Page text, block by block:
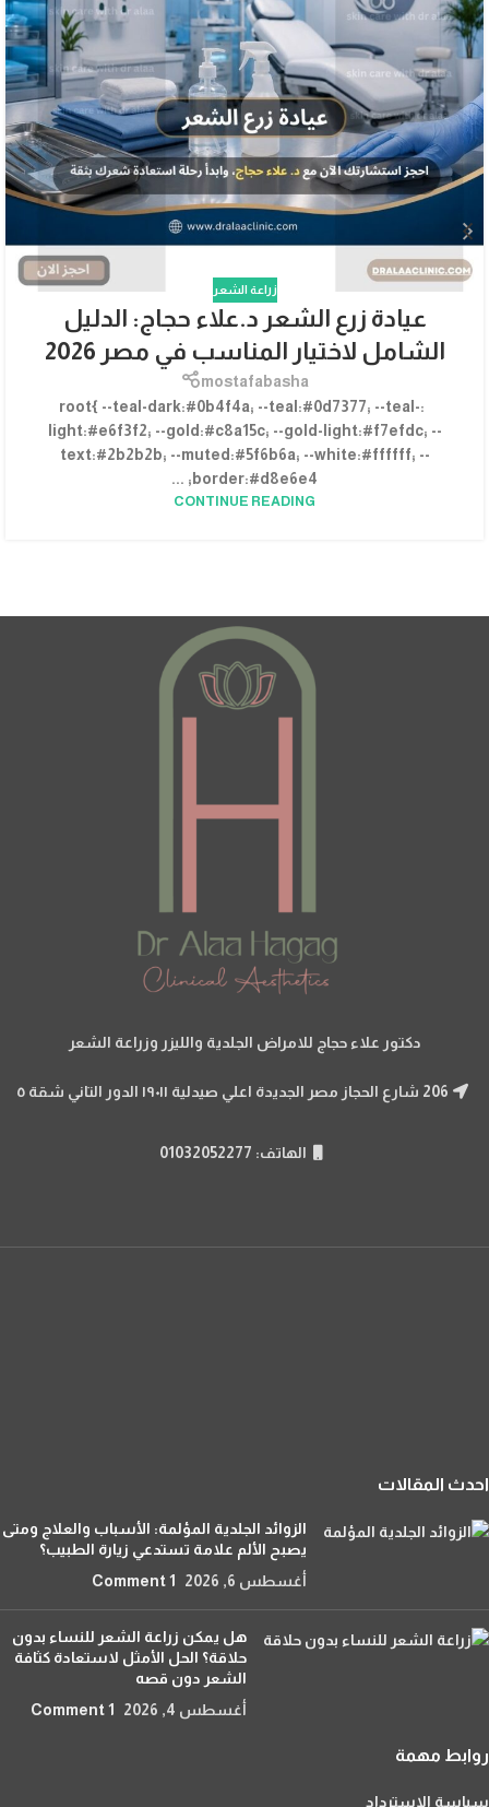
زراعة الشعر
عيادة زرع الشعر د.علاء حجاج: الدليل
الشامل لاختيار المناسب في مصر 2026
mostafabasha
:root{ --teal-dark:#0b4f4a; --teal:#0d7377; --teal-
light:#e6f3f2; --gold:#c8a15c; --gold-light:#f7efdc; --
text:#2b2b2b; --muted:#5f6b6a; --white:#ffffff; --
border:#d8e6e4; ...
CONTINUE READING
دكتور علاء حجاج للامراض الجلدية والليزر وزراعة الشعر
الهاتف: 01032052277
احدث المقالات
الزوائد الجلدية المؤلمة: الأسباب والعلاج ومتى
يصبح الألم علامة تستدعي زيارة الطبيب؟
أغسطس 6, 2026
1 Comment
هل يمكن زراعة الشعر للنساء بدون
حلاقة؟ الحل الأمثل لاستعادة كثافة
الشعر دون قصه
أغسطس 4, 2026
1 Comment
روابط مهمة
سياسة الاسترداد